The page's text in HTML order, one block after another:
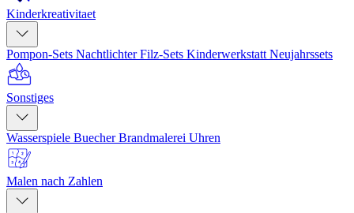
Kinderkreativitaet
Pompon-Sets NachtlichterFilz-Sets Kinderwerkstatt Neujahrssets
Sonstiges
Wasserspiele BuecherBrandmalerei Uhren
Malen nach Zahlen